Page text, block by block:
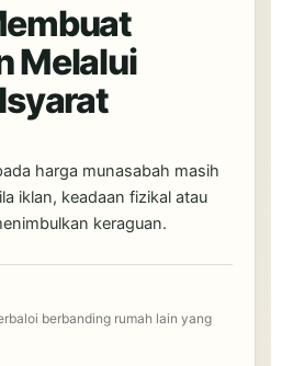
Melalui
harga munasabah masih
iklan, keadaan fizikal atau
keraguan.
berbanding rumah lain yang